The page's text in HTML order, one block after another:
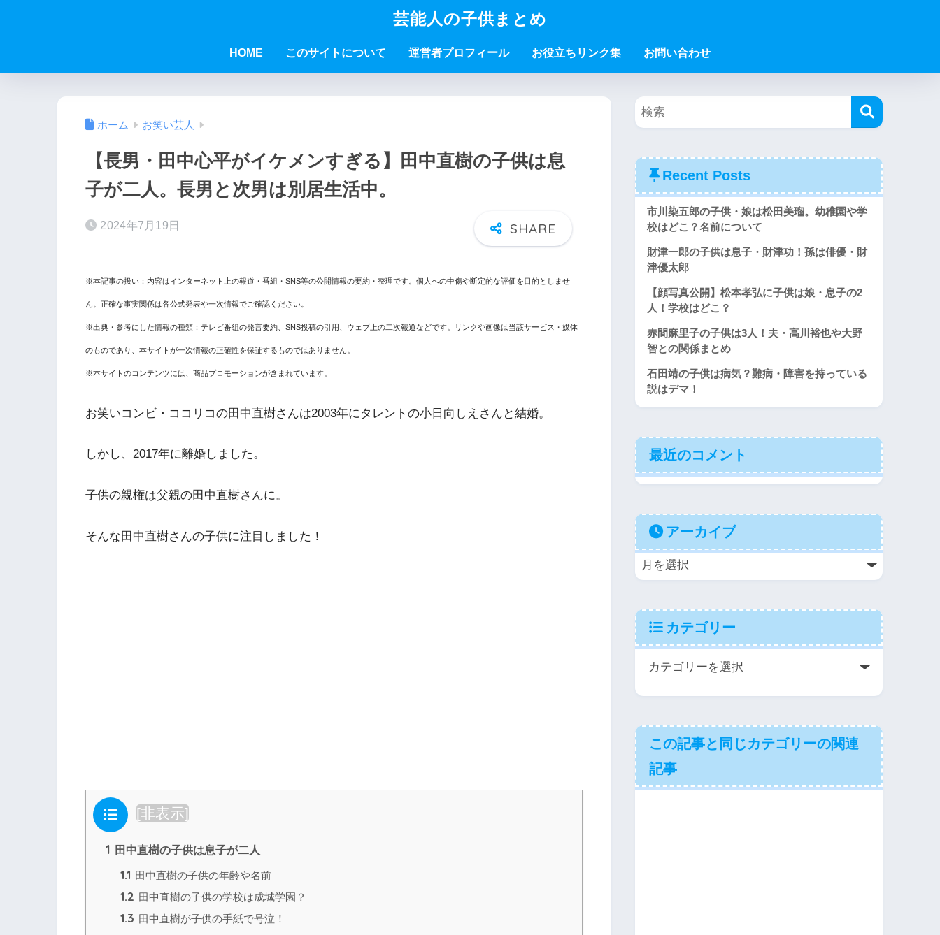
芸能人の子供まとめ
HOME このサイトについて 運営者プロフィール お役立ちリンク集 お問い合わせ
ホーム お笑い芸人
【長男・田中心平がイケメンすぎる】田中直樹の子供は息
子が二人。長男と次男は別居生活中。
2024年7月19日
※本記事の扱い：内容はインターネット上の報道・番組・SNS等の公開情報の要約・整理です。個人への中傷や断定的な評価を目的としませ
ん。正確な事実関係は各公式発表や一次情報でご確認ください。
※出典・参考にした情報の種類：テレビ番組の発言要約、SNS投稿の引用、ウェブ上の二次報道などです。リンクや画像は当該サービス・媒体
のものであり、本サイトが一次情報の正確性を保証するものではありません。
※本サイトのコンテンツには、商品プロモーションが含まれています。
お笑いコンビ・ココリコの田中直樹さんは2003年にタレントの小日向しえさんと結婚。
しかし、2017年に離婚しました。
子供の親権は父親の田中直樹さんに。
そんな田中直樹さんの子供に注目しました！
目次 [非表示]
1 田中直樹の子供は息子が二人
1.1 田中直樹の子供の年齢や名前
1.2 田中直樹の子供の学校は成城学園？
1.3 田中直樹が子供の手紙で号泣！
Recent Posts
市川染五郎の子供・娘は松田美瑠。幼稚園や学
校はどこ？名前について
財津一郎の子供は息子・財津功！孫は俳優・財
津優太郎
【顔写真公開】松本孝弘に子供は娘・息子の2
人！学校はどこ？
赤間麻里子の子供は3人！夫・高川裕也や大野
智との関係まとめ
石田靖の子供は病気？難病・障害を持っている
説はデマ！
最近のコメント
アーカイブ
カテゴリー
この記事と同じカテゴリーの関連
記事